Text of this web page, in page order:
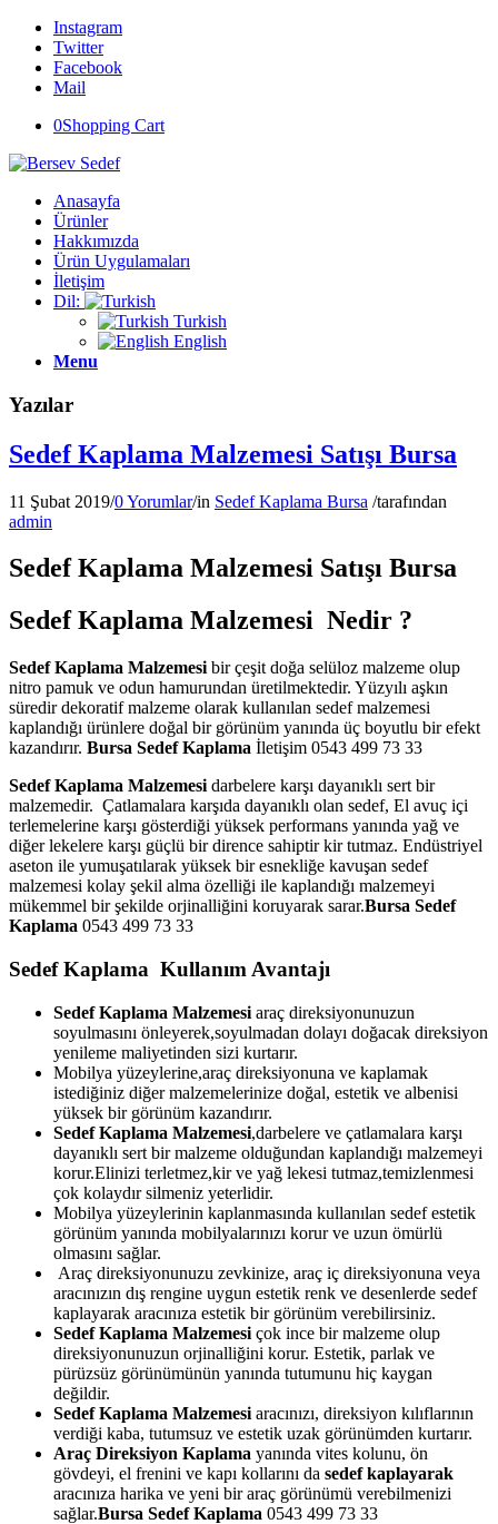
Instagram
Twitter
Facebook
Mail
0Shopping Cart
Anasayfa
Ürünler
Hakkımızda
Ürün Uygulamaları
İletişim
Dil:
Turkish
English
Menu
Yazılar
Sedef Kaplama Malzemesi Satışı Bursa
11 Şubat 2019/0 Yorumlar/in Sedef Kaplama Bursa /tarafından
admin
Sedef Kaplama Malzemesi Satışı Bursa
Sedef Kaplama Malzemesi Nedir ?
Sedef Kaplama Malzemesi bir çeşit doğa selüloz malzeme olup
nitro pamuk ve odun hamurundan üretilmektedir. Yüzyılı aşkın
süredir dekoratif malzeme olarak kullanılan sedef malzemesi
kaplandığı ürünlere doğal bir görünüm yanında üç boyutlu bir efekt
kazandırır. Bursa Sedef Kaplama İletişim 0543 499 73 33
Sedef Kaplama Malzemesi darbelere karşı dayanıklı sert bir
malzemedir. Çatlamalara karşıda dayanıklı olan sedef, El avuç içi
terlemelerine karşı gösterdiği yüksek performans yanında yağ ve
diğer lekelere karşı güçlü bir dirence sahiptir kir tutmaz. Endüstriyel
aseton ile yumuşatılarak yüksek bir esnekliğe kavuşan sedef
malzemesi kolay şekil alma özelliği ile kaplandığı malzemeyi
mükemmel bir şekilde orjinalliğini koruyarak sarar.Bursa Sedef
Kaplama 0543 499 73 33
Sedef Kaplama Kullanım Avantajı
Sedef Kaplama Malzemesi araç direksiyonunuzun
soyulmasını önleyerek,soyulmadan dolayı doğacak direksiyon
yenileme maliyetinden sizi kurtarır.
Mobilya yüzeylerine,araç direksiyonuna ve kaplamak
istediğiniz diğer malzemelerinize doğal, estetik ve albenisi
yüksek bir görünüm kazandırır.
Sedef Kaplama Malzemesi,darbelere ve çatlamalara karşı
dayanıklı sert bir malzeme olduğundan kaplandığı malzemeyi
korur.Elinizi terletmez,kir ve yağ lekesi tutmaz,temizlenmesi
çok kolaydır silmeniz yeterlidir.
Mobilya yüzeylerinin kaplanmasında kullanılan sedef estetik
görünüm yanında mobilyalarınızı korur ve uzun ömürlü
olmasını sağlar.
Araç direksiyonunuzu zevkinize, araç iç direksiyonuna veya
aracınızın dış rengine uygun estetik renk ve desenlerde sedef
kaplayarak aracınıza estetik bir görünüm verebilirsiniz.
Sedef Kaplama Malzemesi çok ince bir malzeme olup
direksiyonunuzun orjinalliğini korur. Estetik, parlak ve
pürüzsüz görünümünün yanında tutumunu hiç kaygan
değildir.
Sedef Kaplama Malzemesi aracınızı, direksiyon kılıflarının
verdiği kaba, tutumsuz ve estetik uzak görünümden kurtarır.
Araç Direksiyon Kaplama yanında vites kolunu, ön
gövdeyi, el frenini ve kapı kollarını da sedef kaplayarak
aracınıza harika ve yeni bir araç görünümü verebilmenizi
sağlar.Bursa Sedef Kaplama 0543 499 73 33